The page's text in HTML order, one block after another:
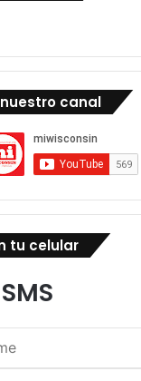
canal
tu celular